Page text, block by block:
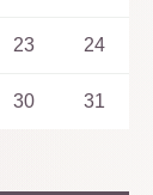
23 24
30 31